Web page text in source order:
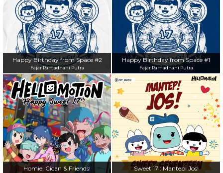
Happy Birthday from Space #2
Fajar Ramadhani Putra
Happy Birthday from Space #1
Fajar Ramadhani Putra
Homie, Cican & Friends! Sweet 17 : Mantep! Jos!